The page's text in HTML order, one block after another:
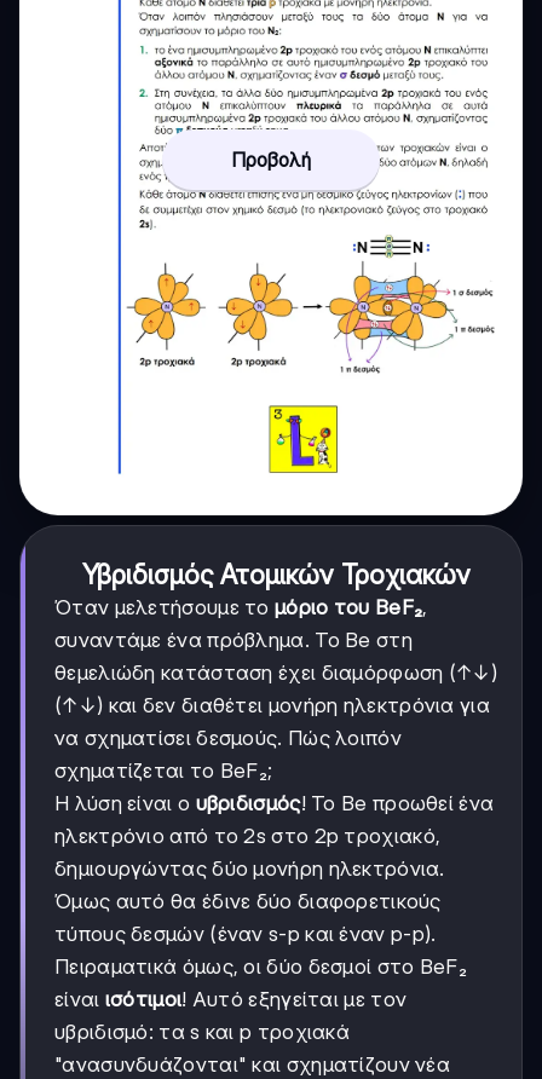
Προβολή
Υβριδισμός Ατομικών Τροχιακών
Όταν μελετήσουμε το μόριο του BeF₂,
συναντάμε ένα πρόβλημα. Το Be στη
θεμελιώδη κατάσταση έχει διαμόρφωση (↑↓)
(↑↓) και δεν διαθέτει μονήρη ηλεκτρόνια για
να σχηματίσει δεσμούς. Πώς λοιπόν
σχηματίζεται το BeF₂;
Η λύση είναι ο υβριδισμός! Το Be προωθεί ένα
ηλεκτρόνιο από το 2s στο 2p τροχιακό,
δημιουργώντας δύο μονήρη ηλεκτρόνια.
Όμως αυτό θα έδινε δύο διαφορετικούς
τύπους δεσμών (έναν s-p και έναν p-p).
Πειραματικά όμως, οι δύο δεσμοί στο BeF₂
είναι ισότιμοι! Αυτό εξηγείται με τον
υβριδισμό: τα s και p τροχιακά
"ανασυνδυάζονται" και σχηματίζουν νέα